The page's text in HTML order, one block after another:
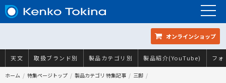
オンラインショップ
天文 取扱ブランド別 製品カテゴリ別 製品紹介(YouTube) フ
ホーム 特集ページトップ 製品カテゴリ 特集記事 三脚